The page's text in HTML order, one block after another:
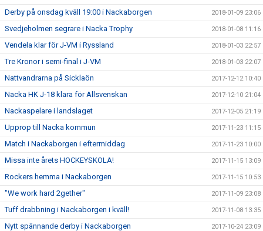
Derby på onsdag kväll 19:00 i Nackaborgen 2018-01-09 23:06
Svedjeholmen segrare i Nacka Trophy 2018-01-08 11:16
Vendela klar för J-VM i Ryssland 2018-01-03 22:57
Tre Kronor i semi-final i J-VM 2018-01-03 22:07
Nattvandrarna på Sicklaön 2017-12-12 10:40
Nacka HK J-18 klara för Allsvenskan 2017-12-10 21:04
Nackaspelare i landslaget 2017-12-05 21:19
Upprop till Nacka kommun 2017-11-23 11:15
Match i Nackaborgen i eftermiddag 2017-11-23 10:00
Missa inte årets HOCKEYSKOLA! 2017-11-15 13:09
Rockers hemma i Nackaborgen 2017-11-15 10:53
"We work hard 2gether" 2017-11-09 23:08
Tuff drabbning i Nackaborgen i kväll! 2017-11-08 13:35
Nytt spännande derby i Nackaborgen 2017-10-24 23:09